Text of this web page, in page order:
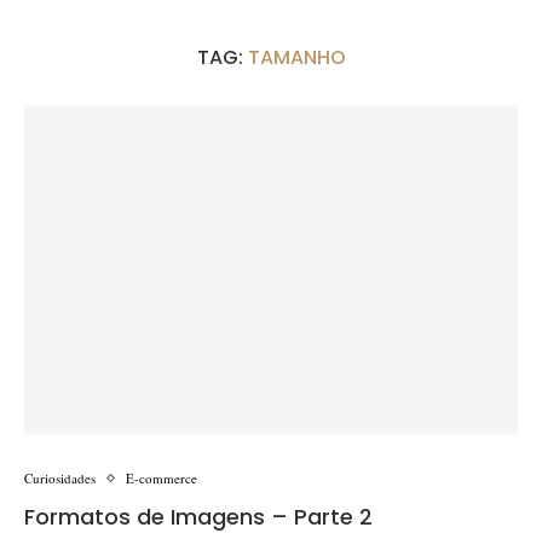
TAG: TAMANHO
Curiosidades E-commerce
Formatos de Imagens – Parte 2